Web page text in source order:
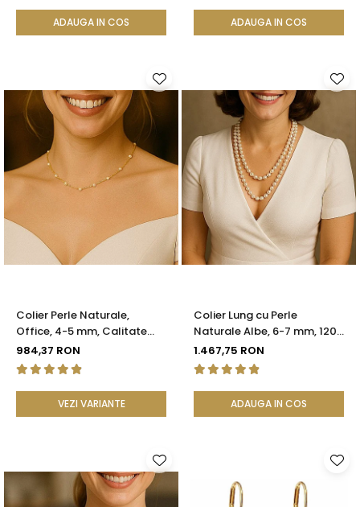
ADAUGA IN COS ADAUGA IN COS
Colier Perle Naturale,
Office, 4-5 mm, Calitate
AAA, Aur 14K | KASKADDA®
984,37 RON
VEZI VARIANTE
Colier Lung cu Perle
Naturale Albe, 6-7 mm, 120
cm, Închizătoare Argint 925
| KASKADDA®
1.467,75 RON
ADAUGA IN COS